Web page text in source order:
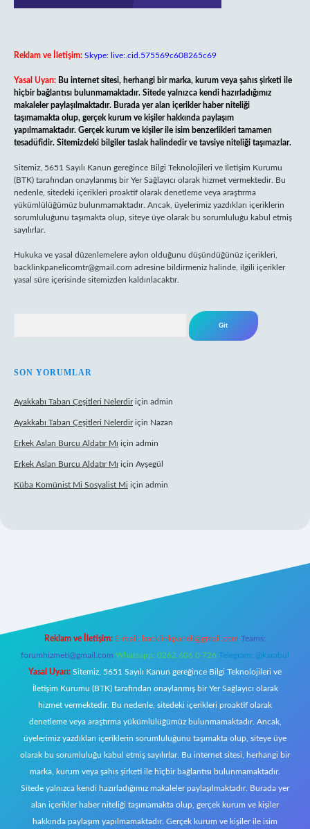
Reklam ve İletişim: Skype: live:.cid.575569c608265c69
Yasal Uyarı: Bu internet sitesi, herhangi bir marka, kurum veya şahıs şirketi ile
hiçbir bağlantısı bulunmamaktadır. Sitede yalnızca kendi hazırladığımız
makaleler paylaşılmaktadır. Burada yer alan içerikler haber niteliği
taşımamakta olup, gerçek kurum ve kişiler hakkında paylaşım
yapılmamaktadır. Gerçek kurum ve kişiler ile isim benzerlikleri tamamen
tesadüfidir. Sitemizdeki bilgiler taslak halindedir ve tavsiye niteliği taşımazlar.
Sitemiz, 5651 Sayılı Kanun gereğince Bilgi Teknolojileri ve İletişim Kurumu
(BTK) tarafından onaylanmış bir Yer Sağlayıcı olarak hizmet vermektedir. Bu
nedenle, sitedeki içerikleri proaktif olarak denetleme veya araştırma
yükümlülüğümüz bulunmamaktadır. Ancak, üyelerimiz yazdıkları içeriklerin
sorumluluğunu taşımakta olup, siteye üye olarak bu sorumluluğu kabul etmiş
sayılırlar.
Hukuka ve yasal düzenlemelere aykırı olduğunu düşündüğünüz içerikleri,
backlinkpanelicomtr@gmail.com adresine bildirmeniz halinde, ilgili içerikler
yasal süre içerisinde sitemizden kaldırılacaktır.
SON YORUMLAR
Ayakkabı Taban Çeşitleri Nelerdiriçin admin
Ayakkabı Taban Çeşitleri Nelerdiriçin Nazan
Erkek Aslan Burcu Aldatır Mı için admin
Erkek Aslan Burcu Aldatır Mı için Ayşegül
Küba Komünist Mi Sosyalist Mi için admin
Reklam ve İletişim: E-mail: backlinkpaneli@gmail.com Teams:
forumhizmeti@gmail.com Whatsapp: 0262 606 0 726 Telegram: @karabul
Yasal Uyarı: Sitemiz, 5651 Sayılı Kanun gereğince Bilgi Teknolojileri ve
İletişim Kurumu (BTK) tarafından onaylanmış bir Yer Sağlayıcı olarak
hizmet vermektedir. Bu nedenle, sitedeki içerikleri proaktif olarak
denetleme veya araştırma yükümlülüğümüz bulunmamaktadır. Ancak,
üyelerimiz yazdıkları içeriklerin sorumluluğunu taşımakta olup, siteye üye
olarak bu sorumluluğu kabul etmiş sayılırlar. Bu internet sitesi, herhangi bir
marka, kurum veya şahıs şirketi ile hiçbir bağlantısı bulunmamaktadır.
Sitede yalnızca kendi hazırladığımız makaleler paylaşılmaktadır. Burada yer
alan içerikler haber niteliği taşımamakta olup, gerçek kurum ve kişiler
hakkında paylaşım yapılmamaktadır. Gerçek kurum ve kişiler ile isim